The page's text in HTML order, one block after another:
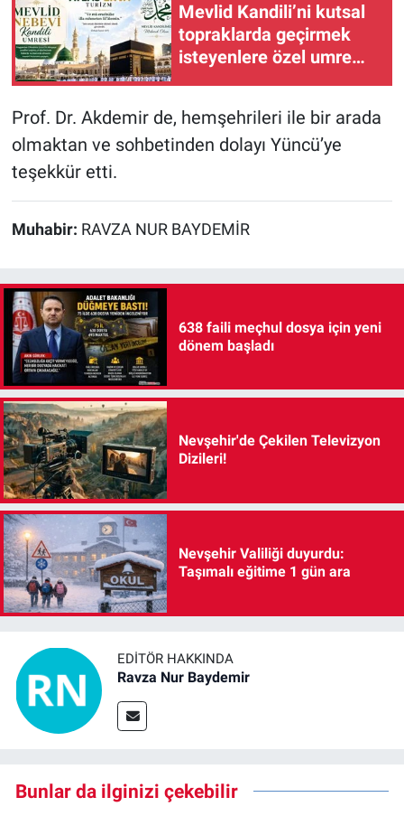
Mevlid Kandili’ni kutsal
topraklarda geçirmek
isteyenlere özel umre
Prof. Dr. Akdemir de, hemşehrileri ile bir arada
olmaktan ve sohbetinden dolayı Yüncü’ye
teşekkür etti.
Muhabir: RAVZA NUR BAYDEMİR
638 faili meçhul dosya için yeni
dönem başladı
Nevşehir'de Çekilen Televizyon
Dizileri!
Nevşehir Valiliği duyurdu:
Taşımalı eğitime 1 gün ara
EDITÖR HAKKINDA
Ravza Nur Baydemir
Bunlar da ilginizi çekebilir